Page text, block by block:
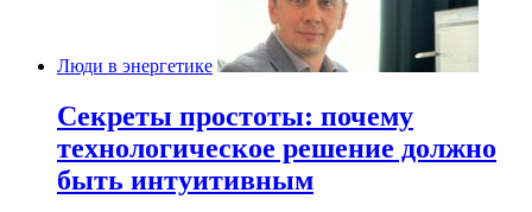
Люди в энергетике
Секреты простоты: почему
технологическое решение должно
быть интуитивным